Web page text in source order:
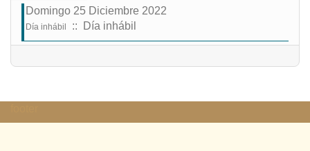
Domingo 25 Diciembre 2022
Día inhábil :: Día inhábil
Lista de límites de paginación